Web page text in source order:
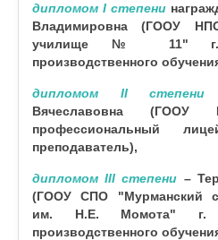
дипломом I степени
Владимировна (ГООУ НПО
училище № 11" г.
производственного
дипломом II степени
Вячеславовна (ГООУ
профессиональный
преподаватель),
дипломом III степени –
(ГООУ СПО "Мурманский
им. Н.Е. Момота" г.
производственного